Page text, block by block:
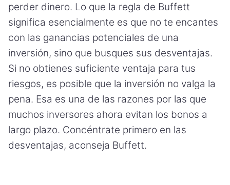
perder dinero. Lo que la regla de Buffett
significa esencialmente es que no te encantes
con las ganancias potenciales de una
inversión, sino que busques sus desventajas.
Si no obtienes suficiente ventaja para tus
riesgos, es posible que la inversión no valga la
pena. Esa es una de las razones por las que
muchos inversores ahora evitan los bonos a
largo plazo. Concéntrate primero en las
desventajas, aconseja Buffett.